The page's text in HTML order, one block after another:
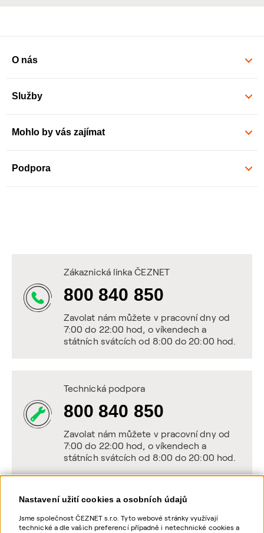
Nastavení užití cookies a osobních údajů
Jsme společnost ČEZNET s.r.o. Tyto webové stránky využívají
technické a dle vašich preferencí případně i netechnické cookies a
O nás
Služby
Mohlo by vás zajímat
Podpora
Zákaznická linka ČEZNET
800 840 850
Zavolat nám můžete v pracovní dny od
7:00 do 22:00 hod, o víkendech a
státních svátcích od 8:00 do 20:00 hod.
Technická podpora
800 840 850
Zavolat nám můžete v pracovní dny od
7:00 do 22:00 hod, o víkendech a
státních svátcích od 8:00 do 20:00 hod.
Napište nám